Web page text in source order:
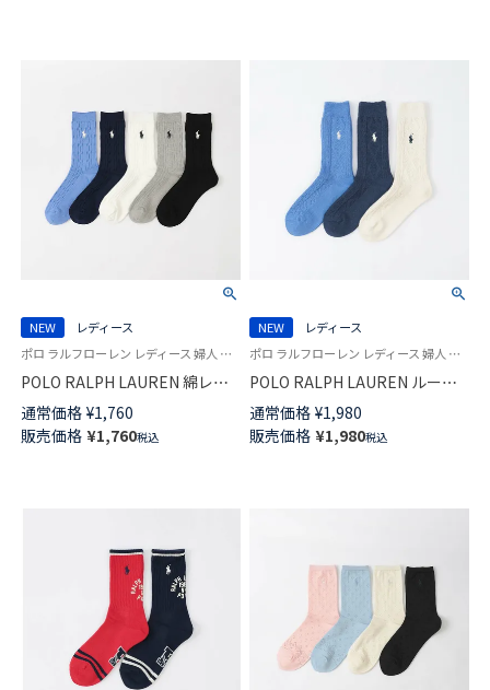
NEW
レディース
ポロ ラルフローレン レディース 婦人 女性 靴下 カジュアル 2026SS
POLO RALPH LAUREN 綿レー
ヨンシルク混 ケーブル エレベ
イテッド クルー丈 ソックス
03207265
通常価格 ¥1,760
販売価格 ¥1,760税込
NEW
レディース
ポロ ラルフローレン レディース 婦人 女性 靴下 カジュアル 26SS
POLO RALPH LAUREN ルーズ
ケーブル クルー丈 ソックス
03207257
通常価格 ¥1,980
販売価格 ¥1,980税込